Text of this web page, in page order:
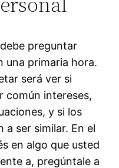
preguntar
una primaria hora.
será ver si
común intereses,
y si los
ser similar. En el
en algo que usted
a, pregúntale a